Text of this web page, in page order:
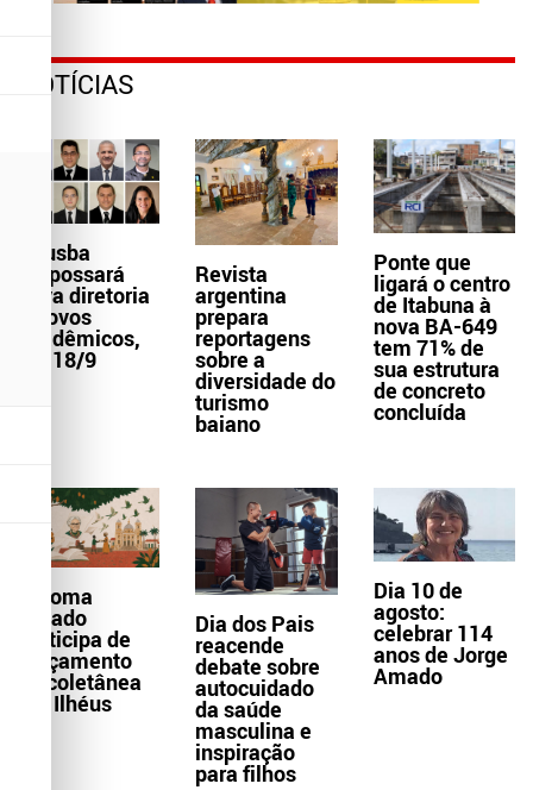
NOTÍCIAS
Aljusba
empossará
nova diretoria
e novos
acadêmicos,
dia 18/9
Revista
argentina
prepara
reportagens
sobre a
diversidade do
turismo
baiano
Ponte que
ligará o centro
de Itabuna à
nova BA-649
tem 71% de
sua estrutura
de concreto
concluída
Paloma
Amado
participa de
lançamento
de coletânea
em Ilhéus
Dia dos Pais
reacende
debate sobre
autocuidado
da saúde
masculina e
inspiração
para filhos
Dia 10 de
agosto:
celebrar 114
anos de Jorge
Amado